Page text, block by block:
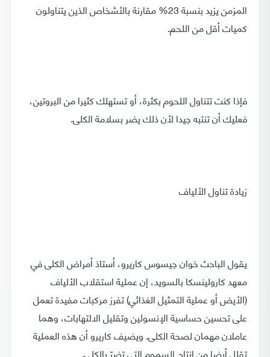
المزمن يزيد بنسبة 23% مقارنة بالأشخاص الذين يتناولون
كميات أقل من اللحم.
فإذا كنت تتناول اللحوم بكثرة، أو تستهلك كثيرا من البروتين،
فعليك أن تنتبه جيدا لأن ذلك يضر بسلامة الكلى.
زيادة تناول الألياف
يقول الباحث خوان جيسوس كاريرو، أستاذ أمراض الكلى في
معهد كارولينسكا بالسويد، إن عملية استقلاب الألياف
(الأيض أو عملية التمثيل الغذائي) تفرز مركبات مفيدة تعمل
على تحسين حساسية الإنسولين وتقليل الالتهابات، وهما
عاملان مهمان لصحة الكلى. ويضيف كاريرو أن هذه العملية
تقلل أيضا من إنتاج السموم التي تضرّ بالكلى.